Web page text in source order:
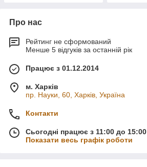
Про нас
Рейтинг не сформований
Менше 5 відгуків за останній рік
Працює з 01.12.2014
м. Харків
пр. Науки, 60, Харків, Україна
Контакти
Сьогодні працює з 11:00 до 15:00
Показати весь графік роботи